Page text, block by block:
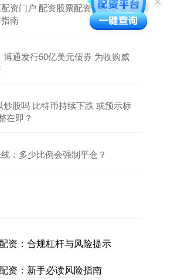
资门户 配资股票配资如何操
南
博通发行50亿美元债券 为收购威
炒股吗 比特币持续下跌 或预示标
在即？
：多少比例会强制平仓？
资：合规杠杆与风险提示
资：新手必读风险指南